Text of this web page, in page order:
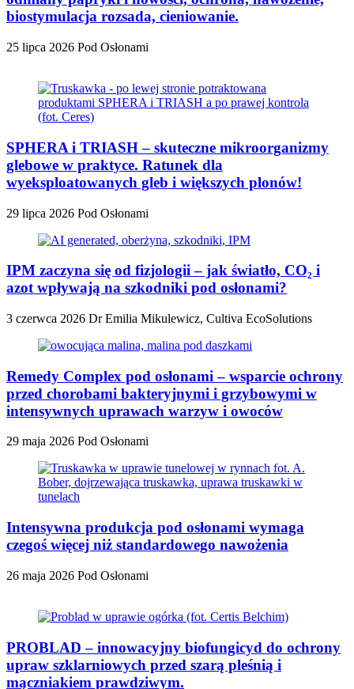
biostymulacja rozsada, cieniowanie.
25 lipca 2026 Pod Osłonami
SPHERA i TRIASH – skuteczne mikroorganizmy
glebowe w praktyce. Ratunek dla
wyeksploatowanych gleb i większych plonów!
29 lipca 2026 Pod Osłonami
IPM zaczyna się od fizjologii – jak światło, CO₂ i
azot wpływają na szkodniki pod osłonami?
3 czerwca 2026 Dr Emilia Mikulewicz, Cultiva EcoSolutions
Remedy Complex pod osłonami – wsparcie ochrony
przed chorobami bakteryjnymi i grzybowymi w
intensywnych uprawach warzyw i owoców
29 maja 2026 Pod Osłonami
Intensywna produkcja pod osłonami wymaga
czegoś więcej niż standardowego nawożenia
26 maja 2026 Pod Osłonami
PROBLAD – innowacyjny biofungicyd do ochrony
upraw szklarniowych przed szarą pleśnią i
mączniakiem prawdziwym.